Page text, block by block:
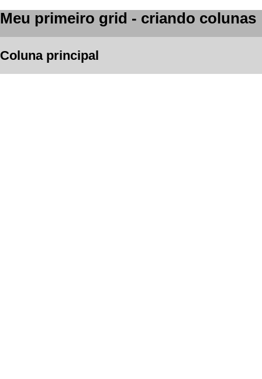
Meu primeiro grid - criando colunas
Coluna principal